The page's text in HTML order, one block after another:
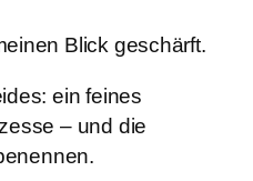
Blick geschärft.
ein feines
– und die